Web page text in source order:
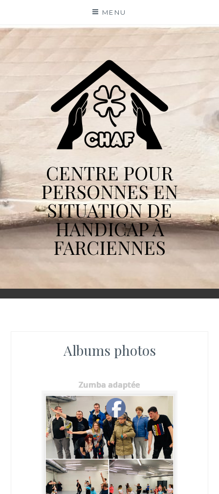
content
MENU
CENTRE POUR
PERSONNES EN
SITUATION DE
HANDICAP À
FARCIENNES
Albums photos
Zumba adaptée